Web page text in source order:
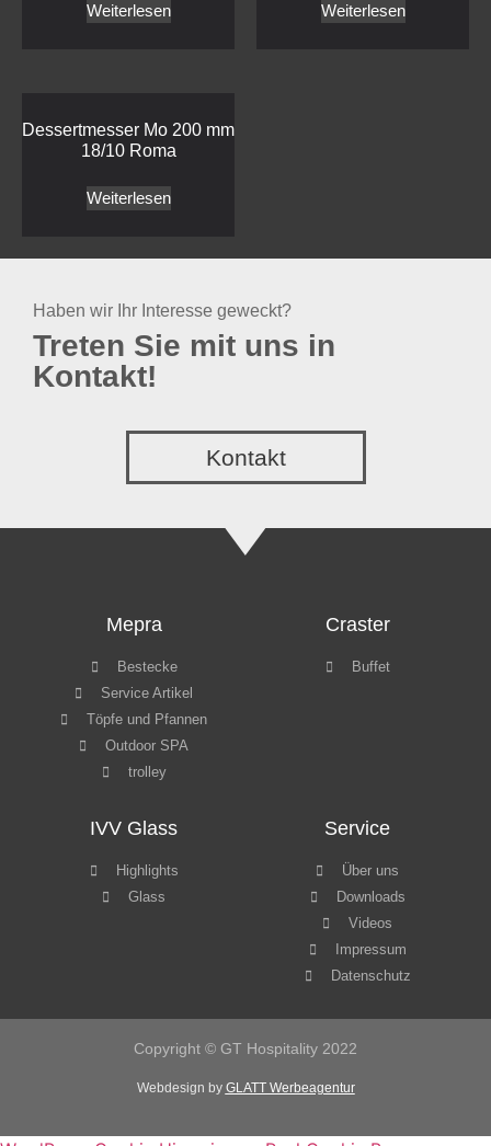
Weiterlesen Weiterlesen
Dessertmesser Mo 200 mm
18/10 Roma
Weiterlesen
Haben wir Ihr Interesse geweckt?
Treten Sie mit uns in
Kontakt!
Kontakt
Mepra
Bestecke
Service Artikel
Töpfe und Pfannen
Outdoor SPA
trolley
Craster
Buffet
IVV Glass
Highlights
Glass
Service
Über uns
Downloads
Videos
Impressum
Datenschutz
Copyright © GT Hospitality 2022
Webdesign by GLATT Werbeagentur